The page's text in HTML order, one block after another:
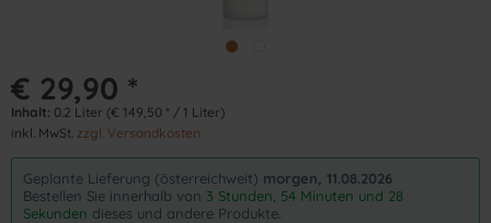
€ 29,90 *
Inhalt: 0.2 Liter (€ 149,50 * / 1 Liter)
inkl. MwSt. zzgl. Versandkosten
Geplante Lieferung (österreichweit) morgen, 11.08.2026
Bestellen Sie innerhalb von 3 Stunden, 54 Minuten und 28
Sekunden dieses und andere Produkte.